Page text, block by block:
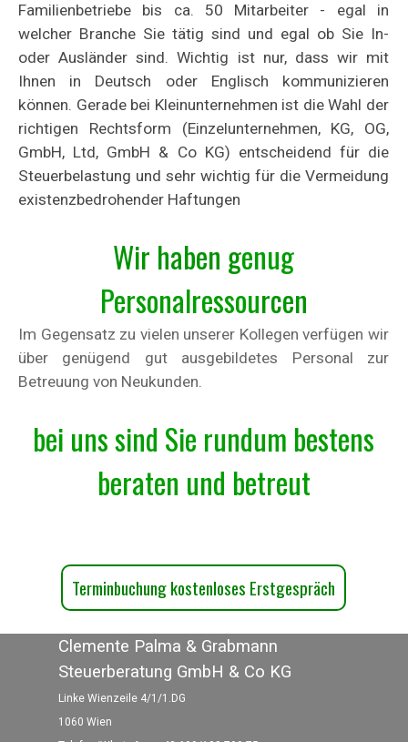
Familienbetriebe bis ca. 50 Mitarbeiter - egal in
welcher Branche Sie tätig sind und egal ob Sie In-
oder Ausländer sind. Wichtig ist nur, dass wir mit
Ihnen in Deutsch oder Englisch kommunizieren
können. Gerade bei Kleinunternehmen ist die Wahl der
richtigen Rechtsform (Einzelunternehmen, KG, OG,
GmbH, Ltd, GmbH & Co KG) entscheidend für die
Steuerbelastung und sehr wichtig für die Vermeidung
existenzbedrohender Haftungen
Wir haben genug
Personalressourcen
Im Gegensatz zu vielen unserer Kollegen verfügen wir
über genügend gut ausgebildetes Personal zur
Betreuung von Neukunden.
bei uns sind Sie rundum bestens
beraten und betreut
Terminbuchung kostenloses Erstgespräch
Clemente Palma & Grabmann
Steuerberatung GmbH & Co KG
Linke Wienzeile 4/1/1.DG
1060 Wien